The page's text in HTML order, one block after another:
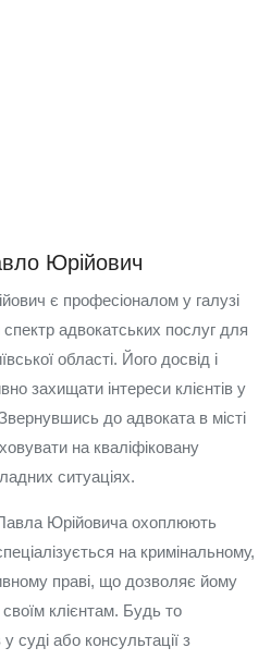
Юрійович
є професіоналом у галузі
адвокатських послуг для
області. Його досвід і
захищати інтереси клієнтів у
до адвоката в місті
на кваліфіковану
ситуаціях.
Юрійовича охоплюють
на кримінальному,
праві, що дозволяє йому
клієнтам. Будь то
суді або консультації з